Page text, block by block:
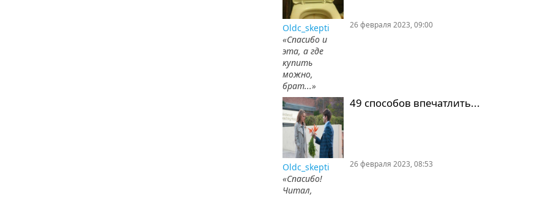
Oldc_skepti
«Спасибо и
эта, а где
купить
можно,
брат...»
26 февраля 2023, 09:00
49 способов впечатлить...
Oldc_skepti
«Спасибо!
Читал,
26 февраля 2023, 08:53